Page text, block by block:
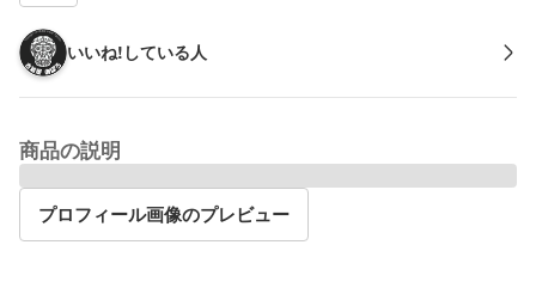
いいね!している人
商品の説明
プロフィール画像のプレビュー